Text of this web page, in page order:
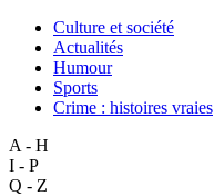
Culture et société
Actualités
Humour
Sports
Crime : histoires vraies
A - H
I - P
Q - Z